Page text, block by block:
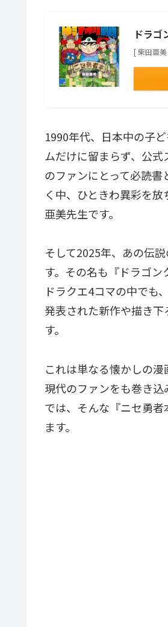
ドラ
[ 柴田亜
1990年代、日本中の子
ムだけに留まらず、公
のファンにとって必読
く中、ひときわ異彩を
亜美先生です。
そして2025年、あの伝
す。その名も『ドラゴ
ドラクエ4コマの中でも
発表された新作や描き
す。
これは単なる懐かしの
現代のファンをも巻き
では、そんな『ニセ勇
ます。